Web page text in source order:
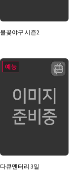
불꽃야구 시즌2
예능
다큐멘터리 3일